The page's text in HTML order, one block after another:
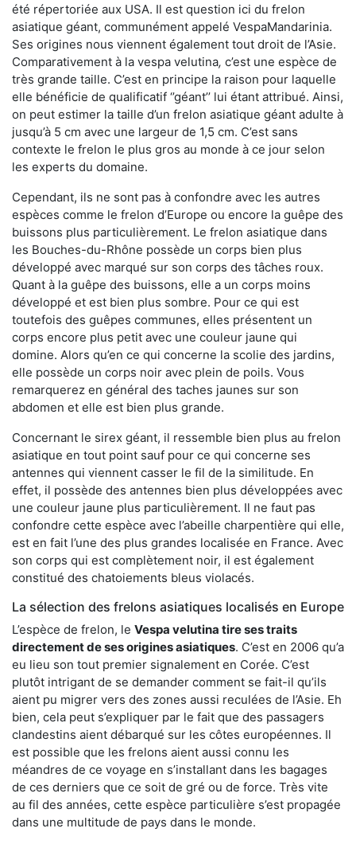
été répertoriée aux USA. Il est question ici du frelon
asiatique géant, communément appelé VespaMandarinia.
Ses origines nous viennent également tout droit de l’Asie.
Comparativement à la vespa velutina, c’est une espèce de
très grande taille. C’est en principe la raison pour laquelle
elle bénéficie de qualificatif ‘’géant’’ lui étant attribué. Ainsi,
on peut estimer la taille d’un frelon asiatique géant adulte à
jusqu’à 5 cm avec une largeur de 1,5 cm. C’est sans
contexte le frelon le plus gros au monde à ce jour selon
les experts du domaine.
Cependant, ils ne sont pas à confondre avec les autres
espèces comme le frelon d’Europe ou encore la guêpe des
buissons plus particulièrement. Le frelon asiatique dans
les Bouches-du-Rhône possède un corps bien plus
développé avec marqué sur son corps des tâches roux.
Quant à la guêpe des buissons, elle a un corps moins
développé et est bien plus sombre. Pour ce qui est
toutefois des guêpes communes, elles présentent un
corps encore plus petit avec une couleur jaune qui
domine. Alors qu’en ce qui concerne la scolie des jardins,
elle possède un corps noir avec plein de poils. Vous
remarquerez en général des taches jaunes sur son
abdomen et elle est bien plus grande.
Concernant le sirex géant, il ressemble bien plus au frelon
asiatique en tout point sauf pour ce qui concerne ses
antennes qui viennent casser le fil de la similitude. En
effet, il possède des antennes bien plus développées avec
une couleur jaune plus particulièrement. Il ne faut pas
confondre cette espèce avec l’abeille charpentière qui elle,
est en fait l’une des plus grandes localisée en France. Avec
son corps qui est complètement noir, il est également
constitué des chatoiements bleus violacés.
La sélection des frelons asiatiques localisés en Europe
L’espèce de frelon, le Vespa velutina tire ses traits
directement de ses origines asiatiques. C’est en 2006 qu’a
eu lieu son tout premier signalement en Corée. C’est
plutôt intrigant de se demander comment se fait-il qu’ils
aient pu migrer vers des zones aussi reculées de l’Asie. Eh
bien, cela peut s’expliquer par le fait que des passagers
clandestins aient débarqué sur les côtes européennes. Il
est possible que les frelons aient aussi connu les
méandres de ce voyage en s’installant dans les bagages
de ces derniers que ce soit de gré ou de force. Très vite
au fil des années, cette espèce particulière s’est propagée
dans une multitude de pays dans le monde.